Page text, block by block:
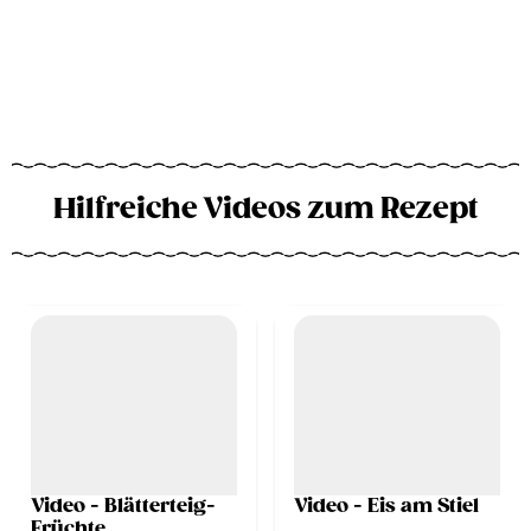
Hilfreiche Videos zum Rezept
Video - Blätterteig-
Video - Eis am Stiel